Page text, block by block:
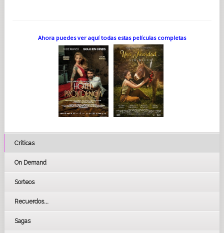
Ahora puedes ver aquí todas estas películas completas
Críticas
On Demand
Sorteos
Recuerdos...
Sagas